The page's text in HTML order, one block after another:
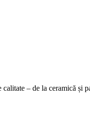
– de la ceramică și